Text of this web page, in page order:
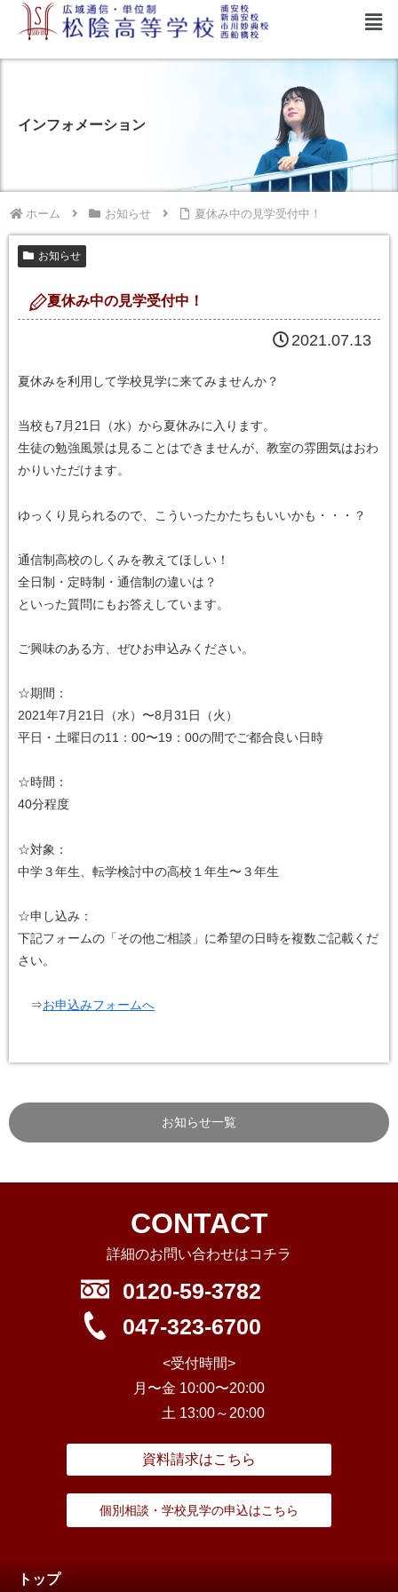
インフォメーション
ホーム お知らせ 夏休み中の見学受付中！
お知らせ
夏休み中の見学受付中！
2021.07.13
夏休みを利用して学校見学に来てみませんか？
当校も7月21日（水）から夏休みに入ります。
生徒の勉強風景は見ることはできませんが、教室の雰囲気はおわ
かりいただけます。
ゆっくり見られるので、こういったかたちもいいかも・・・？
通信制高校のしくみを教えてほしい！
全日制・定時制・通信制の違いは？
といった質問にもお答えしています。
ご興味のある方、ぜひお申込みください。
☆期間：
2021年7月21日（水）〜8月31日（火）
平日・土曜日の11：00〜19：00の間でご都合良い日時
☆時間：
40分程度
☆対象：
中学３年生、転学検討中の高校１年生〜３年生
☆申し込み：
下記フォームの「その他ご相談」に希望の日時を複数ご記載くだ
さい。
⇒お申込みフォームへ
お知らせ一覧
CONTACT
詳細のお問い合わせはコチラ
0120-59-3782
047-323-6700
<受付時間>
月〜金 10:00〜20:00
土 13:00～20:00
資料請求はこちら
個別相談・学校見学の申込はこちら
トップ